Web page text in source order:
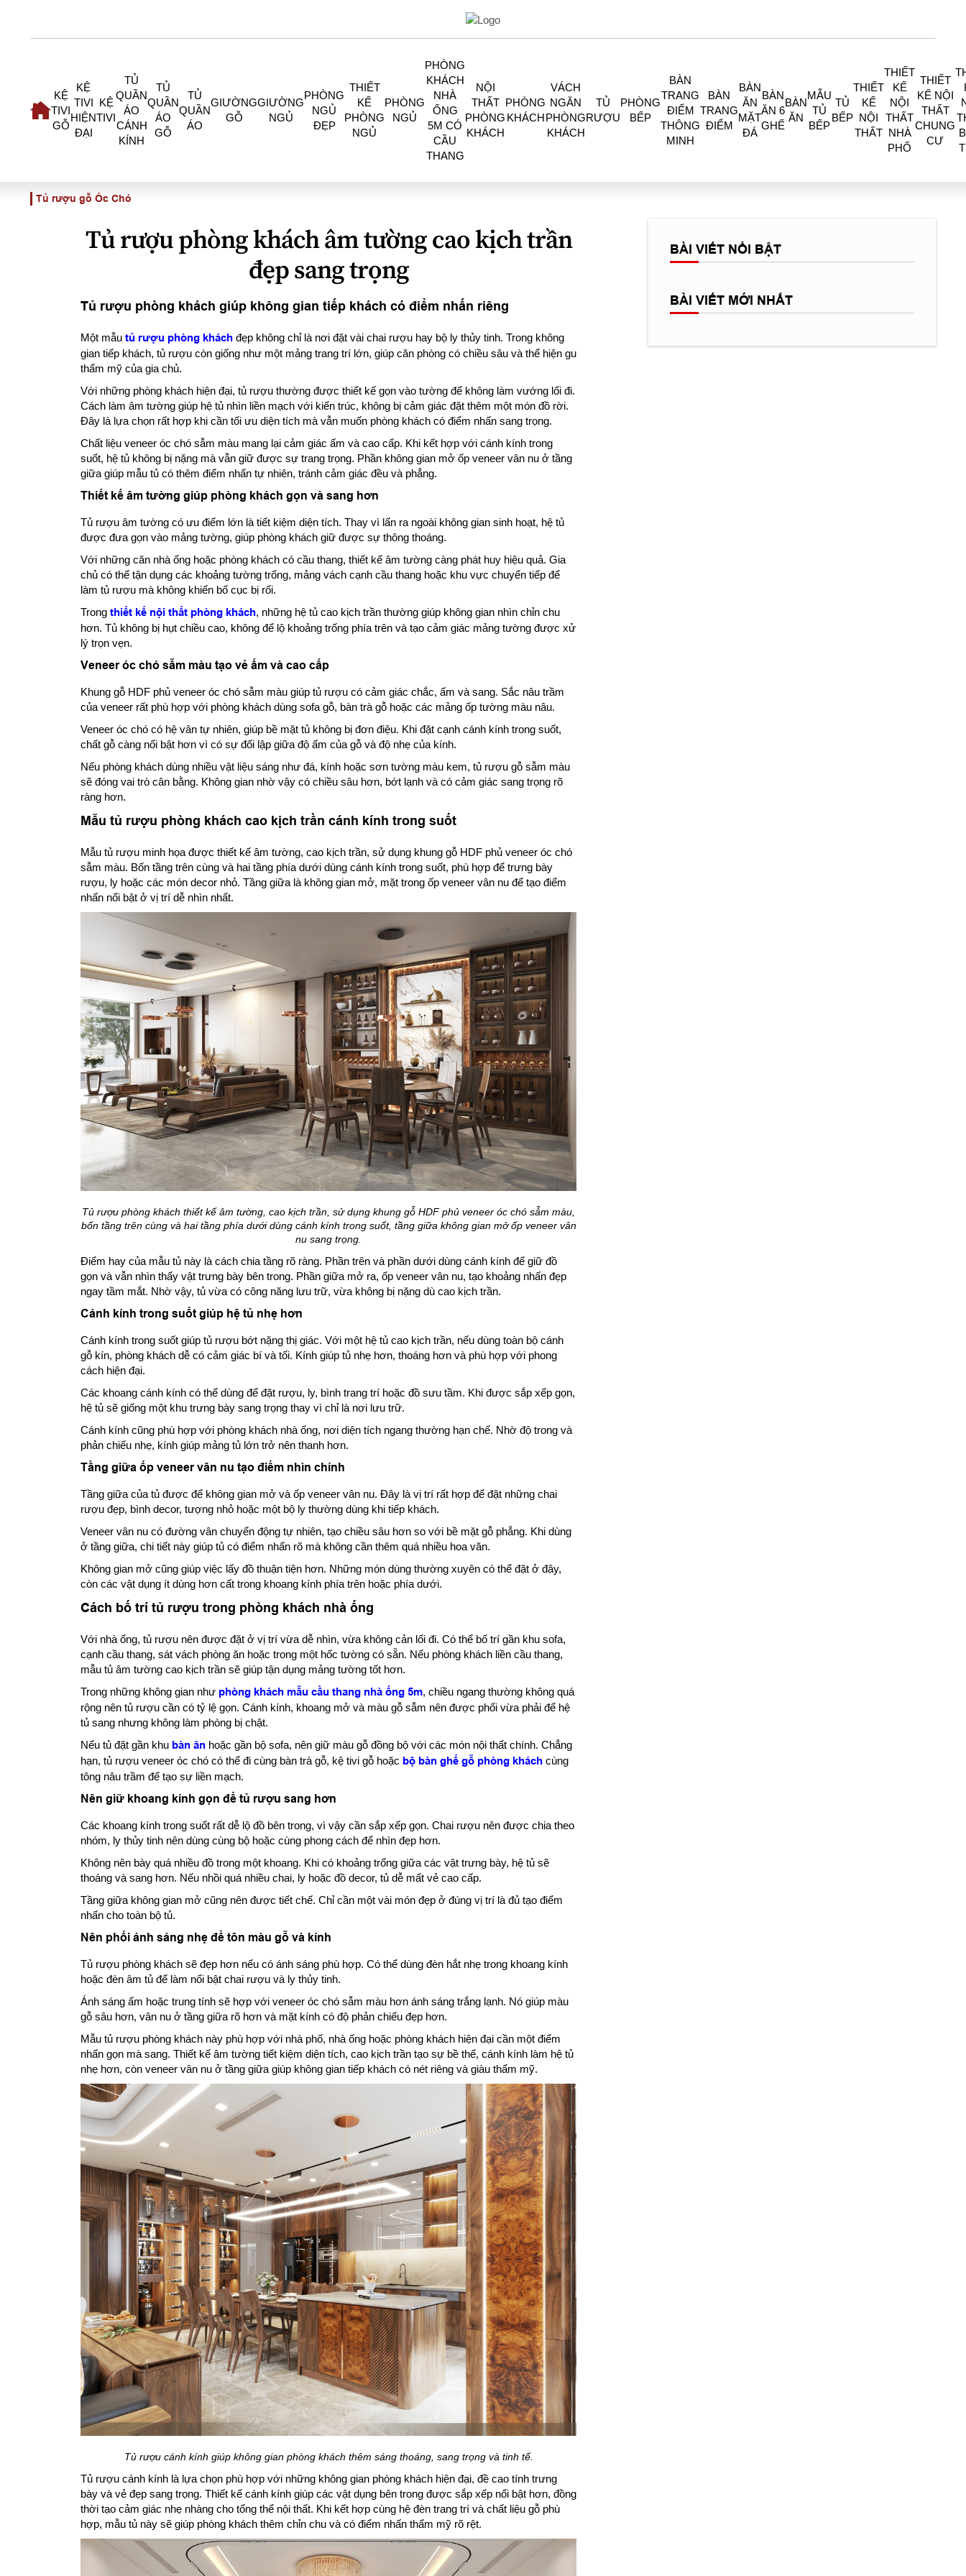
KỆ
TIVI
GỖ
KỆ
TIVI
HIỆN
ĐẠI
KỆ
TIVI
TỦ
QUẦN
ÁO
CÁNH
KÍNH
TỦ
QUẦN
ÁO
GỖ
TỦ
QUẦN
ÁO
GIƯỜNG
GỖ
GIƯỜNG
NGỦ
PHÒNG
NGỦ
ĐẸP
THIẾT
KẾ
PHÒNG
NGỦ
PHÒNG
NGỦ
PHÒNG
KHÁCH
NHÀ
ỐNG
5M CÓ
CẦU
THANG
NỘI
THẤT
PHÒNG
KHÁCH
PHÒNG
KHÁCH
VÁCH
NGĂN
PHÒNG
KHÁCH
TỦ
RƯỢU
PHÒNG
BẾP
BÀN
TRANG
ĐIỂM
THÔNG
MINH
BÀN
TRANG
ĐIỂM
BÀN
ĂN
MẶT
ĐÁ
BÀN
ĂN 6
GHẾ
BÀN
ĂN
MẪU
TỦ
BẾP
TỦ
BẾP
THIẾT
KẾ
NỘI
THẤT
THIẾT
KẾ
NỘI
THẤT
NHÀ
PHỐ
THIẾT
KẾ NỘI
THẤT
CHUNG
CƯ
Tủ rượu gỗ Óc Chó
Tủ rượu phòng khách âm tường cao kịch trần
đẹp sang trọng
Tủ rượu phòng khách giúp không gian tiếp khách có điểm nhấn riêng
Một mẫu tủ rượu phòng khách đẹp không chỉ là nơi đặt vài chai rượu hay bộ ly thủy tinh. Trong không
gian tiếp khách, tủ rượu còn giống như một mảng trang trí lớn, giúp căn phòng có chiều sâu và thể hiện gu
thẩm mỹ của gia chủ.
Với những phòng khách hiện đại, tủ rượu thường được thiết kế gọn vào tường để không làm vướng lối đi.
Cách làm âm tường giúp hệ tủ nhìn liền mạch với kiến trúc, không bị cảm giác đặt thêm một món đồ rời.
Đây là lựa chọn rất hợp khi cần tối ưu diện tích mà vẫn muốn phòng khách có điểm nhấn sang trọng.
Chất liệu veneer óc chó sẫm màu mang lại cảm giác ấm và cao cấp. Khi kết hợp với cánh kính trong
suốt, hệ tủ không bị nặng mà vẫn giữ được sự trang trọng. Phần không gian mở ốp veneer vân nu ở tầng
giữa giúp mẫu tủ có thêm điểm nhấn tự nhiên, tránh cảm giác đều và phẳng.
Thiết kế âm tường giúp phòng khách gọn và sang hơn
Tủ rượu âm tường có ưu điểm lớn là tiết kiệm diện tích. Thay vì lấn ra ngoài không gian sinh hoạt, hệ tủ
được đưa gọn vào mảng tường, giúp phòng khách giữ được sự thông thoáng.
Với những căn nhà ống hoặc phòng khách có cầu thang, thiết kế âm tường càng phát huy hiệu quả. Gia
chủ có thể tận dụng các khoảng tường trống, mảng vách cạnh cầu thang hoặc khu vực chuyển tiếp để
làm tủ rượu mà không khiến bố cục bị rối.
Trong thiết kế nội thất phòng khách, những hệ tủ cao kịch trần thường giúp không gian nhìn chỉn chu
hơn. Tủ không bị hụt chiều cao, không để lộ khoảng trống phía trên và tạo cảm giác mảng tường được xử
lý trọn vẹn.
Veneer óc chó sẫm màu tạo vẻ ấm và cao cấp
Khung gỗ HDF phủ veneer óc chó sẫm màu giúp tủ rượu có cảm giác chắc, ấm và sang. Sắc nâu trầm
của veneer rất phù hợp với phòng khách dùng sofa gỗ, bàn trà gỗ hoặc các mảng ốp tường màu nâu.
Veneer óc chó có hệ vân tự nhiên, giúp bề mặt tủ không bị đơn điệu. Khi đặt cạnh cánh kính trong suốt,
chất gỗ càng nổi bật hơn vì có sự đối lập giữa độ ấm của gỗ và độ nhẹ của kính.
Nếu phòng khách dùng nhiều vật liệu sáng như đá, kính hoặc sơn tường màu kem, tủ rượu gỗ sẫm màu
sẽ đóng vai trò cân bằng. Không gian nhờ vậy có chiều sâu hơn, bớt lạnh và có cảm giác sang trọng rõ
ràng hơn.
Mẫu tủ rượu phòng khách cao kịch trần cánh kính trong suốt
Mẫu tủ rượu minh họa được thiết kế âm tường, cao kịch trần, sử dụng khung gỗ HDF phủ veneer óc chó
sẫm màu. Bốn tầng trên cùng và hai tầng phía dưới dùng cánh kính trong suốt, phù hợp để trưng bày
rượu, ly hoặc các món decor nhỏ. Tầng giữa là không gian mở, mặt trong ốp veneer vân nu để tạo điểm
nhấn nổi bật ở vị trí dễ nhìn nhất.
Tủ rượu phòng khách thiết kế âm tường, cao kịch trần, sử dụng khung gỗ HDF phủ veneer óc chó sẫm màu,
bốn tầng trên cùng và hai tầng phía dưới dùng cánh kính trong suốt, tầng giữa không gian mở ốp veneer vân
nu sang trọng.
Điểm hay của mẫu tủ này là cách chia tầng rõ ràng. Phần trên và phần dưới dùng cánh kính để giữ đồ
gọn và vẫn nhìn thấy vật trưng bày bên trong. Phần giữa mở ra, ốp veneer vân nu, tạo khoảng nhấn đẹp
ngay tầm mắt. Nhờ vậy, tủ vừa có công năng lưu trữ, vừa không bị nặng dù cao kịch trần.
Cánh kính trong suốt giúp hệ tủ nhẹ hơn
Cánh kính trong suốt giúp tủ rượu bớt nặng thị giác. Với một hệ tủ cao kịch trần, nếu dùng toàn bộ cánh
gỗ kín, phòng khách dễ có cảm giác bí và tối. Kính giúp tủ nhẹ hơn, thoáng hơn và phù hợp với phong
cách hiện đại.
Các khoang cánh kính có thể dùng để đặt rượu, ly, bình trang trí hoặc đồ sưu tầm. Khi được sắp xếp gọn,
hệ tủ sẽ giống một khu trưng bày sang trọng thay vì chỉ là nơi lưu trữ.
Cánh kính cũng phù hợp với phòng khách nhà ống, nơi diện tích ngang thường hạn chế. Nhờ độ trong và
phản chiếu nhẹ, kính giúp mảng tủ lớn trở nên thanh hơn.
Tầng giữa ốp veneer vân nu tạo điểm nhìn chính
Tầng giữa của tủ được để không gian mở và ốp veneer vân nu. Đây là vị trí rất hợp để đặt những chai
rượu đẹp, bình decor, tượng nhỏ hoặc một bộ ly thường dùng khi tiếp khách.
Veneer vân nu có đường vân chuyển động tự nhiên, tạo chiều sâu hơn so với bề mặt gỗ phẳng. Khi dùng
ở tầng giữa, chi tiết này giúp tủ có điểm nhấn rõ mà không cần thêm quá nhiều hoa văn.
Không gian mở cũng giúp việc lấy đồ thuận tiện hơn. Những món dùng thường xuyên có thể đặt ở đây,
còn các vật dụng ít dùng hơn cất trong khoang kính phía trên hoặc phía dưới.
Cách bố trí tủ rượu trong phòng khách nhà ống
Với nhà ống, tủ rượu nên được đặt ở vị trí vừa dễ nhìn, vừa không cản lối đi. Có thể bố trí gần khu sofa,
cạnh cầu thang, sát vách phòng ăn hoặc trong một hốc tường có sẵn. Nếu phòng khách liền cầu thang,
mẫu tủ âm tường cao kịch trần sẽ giúp tận dụng mảng tường tốt hơn.
Trong những không gian như phòng khách mẫu cầu thang nhà ống 5m, chiều ngang thường không quá
rộng nên tủ rượu cần có tỷ lệ gọn. Cánh kính, khoang mở và màu gỗ sẫm nên được phối vừa phải để hệ
tủ sang nhưng không làm phòng bị chật.
Nếu tủ đặt gần khu bàn ăn hoặc gần bộ sofa, nên giữ màu gỗ đồng bộ với các món nội thất chính. Chẳng
hạn, tủ rượu veneer óc chó có thể đi cùng bàn trà gỗ, kệ tivi gỗ hoặc bộ bàn ghế gỗ phòng khách cùng
tông nâu trầm để tạo sự liền mạch.
Nên giữ khoang kính gọn để tủ rượu sang hơn
Các khoang kính trong suốt rất dễ lộ đồ bên trong, vì vậy cần sắp xếp gọn. Chai rượu nên được chia theo
nhóm, ly thủy tinh nên dùng cùng bộ hoặc cùng phong cách để nhìn đẹp hơn.
Không nên bày quá nhiều đồ trong một khoang. Khi có khoảng trống giữa các vật trưng bày, hệ tủ sẽ
thoáng và sang hơn. Nếu nhồi quá nhiều chai, ly hoặc đồ decor, tủ dễ mất vẻ cao cấp.
Tầng giữa không gian mở cũng nên được tiết chế. Chỉ cần một vài món đẹp ở đúng vị trí là đủ tạo điểm
nhấn cho toàn bộ tủ.
Nên phối ánh sáng nhẹ để tôn màu gỗ và kính
Tủ rượu phòng khách sẽ đẹp hơn nếu có ánh sáng phù hợp. Có thể dùng đèn hắt nhẹ trong khoang kính
hoặc đèn âm tủ để làm nổi bật chai rượu và ly thủy tinh.
Ánh sáng ấm hoặc trung tính sẽ hợp với veneer óc chó sẫm màu hơn ánh sáng trắng lạnh. Nó giúp màu
gỗ sâu hơn, vân nu ở tầng giữa rõ hơn và mặt kính có độ phản chiếu đẹp hơn.
Mẫu tủ rượu phòng khách này phù hợp với nhà phố, nhà ống hoặc phòng khách hiện đại cần một điểm
nhấn gọn mà sang. Thiết kế âm tường tiết kiệm diện tích, cao kịch trần tạo sự bề thế, cánh kính làm hệ tủ
nhẹ hơn, còn veneer vân nu ở tầng giữa giúp không gian tiếp khách có nét riêng và giàu thẩm mỹ.
Tủ rượu cánh kính giúp không gian phòng khách thêm sáng thoáng, sang trọng và tinh tế.
Tủ rượu cánh kính là lựa chọn phù hợp với những không gian phòng khách hiện đại, đề cao tính trưng
bày và vẻ đẹp sang trọng. Thiết kế cánh kính giúp các vật dụng bên trong được sắp xếp nổi bật hơn, đồng
thời tạo cảm giác nhẹ nhàng cho tổng thể nội thất. Khi kết hợp cùng hệ đèn trang trí và chất liệu gỗ phù
hợp, mẫu tủ này sẽ giúp phòng khách thêm chỉn chu và có điểm nhấn thẩm mỹ rõ rệt.
BÀI VIẾT NỔI BẬT
BÀI VIẾT MỚI NHẤT